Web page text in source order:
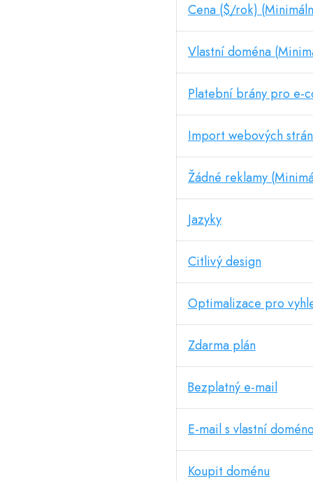
Cena ($/rok)
Vlastní doména
Platební brány pro e-
Import webových
Žádné reklamy
Jazyky
Citlivý design
Optimalizace pro
Zdarma plán
Bezplatný e-mail
E-mail s vlastní
Koupit doménu